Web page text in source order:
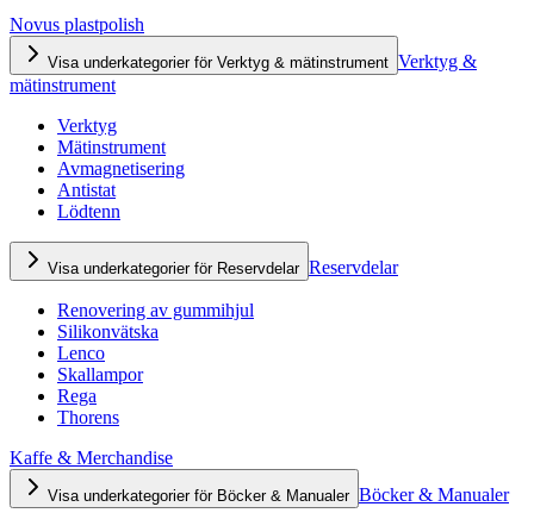
Novus plastpolish
Visa underkategorier för Verktyg & mätinstrument Verktyg &
mätinstrument
Verktyg
Mätinstrument
Avmagnetisering
Antistat
Lödtenn
Visa underkategorier för Reservdelar Reservdelar
Renovering av gummihjul
Silikonvätska
Lenco
Skallampor
Rega
Thorens
Kaffe & Merchandise
Visa underkategorier för Böcker & Manualer Böcker & Manualer